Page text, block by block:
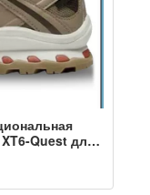
Quest для